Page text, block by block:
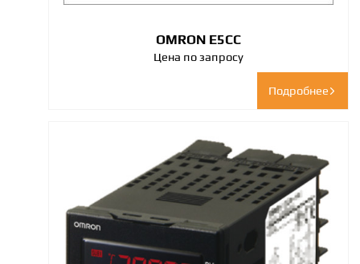
OMRON E5CC
Цена по запросу
Подробнее